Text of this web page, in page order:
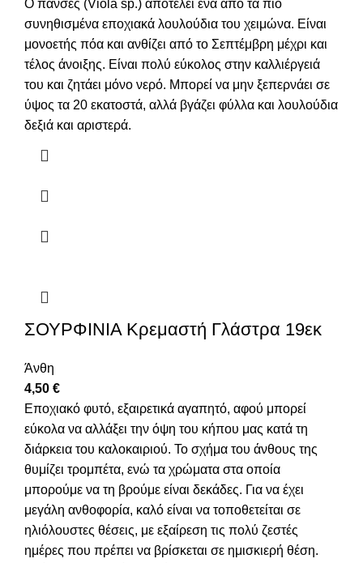
Ο πανσές (Viola sp.) αποτελεί ένα από τα πιο
συνηθισμένα εποχιακά λουλούδια του χειμώνα. Είναι
μονοετής πόα και ανθίζει από το Σεπτέμβρη μέχρι και
τέλος άνοιξης. Είναι πολύ εύκολος στην καλλιέργειά
του και ζητάει μόνο νερό. Μπορεί να μην ξεπερνάει σε
ύψος τα 20 εκατοστά, αλλά βγάζει φύλλα και λουλούδια
δεξιά και αριστερά.
ΣΟΥΡΦΙΝΙΑ Κρεμαστή Γλάστρα 19εκ
Άνθη
4,50 €
Εποχιακό φυτό, εξαιρετικά αγαπητό, αφού μπορεί
εύκολα να αλλάξει την όψη του κήπου μας κατά τη
διάρκεια του καλοκαιριού. Το σχήμα του άνθους της
θυμίζει τρομπέτα, ενώ τα χρώματα στα οποία
μπορούμε να τη βρούμε είναι δεκάδες. Για να έχει
μεγάλη ανθοφορία, καλό είναι να τοποθετείται σε
ηλιόλουστες θέσεις, με εξαίρεση τις πολύ ζεστές
ημέρες που πρέπει να βρίσκεται σε ημισκιερή θέση.